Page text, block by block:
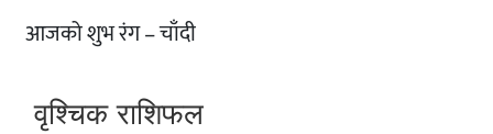
आजको शुभ रंग – चाँदी
वृश्चिक राशिफल